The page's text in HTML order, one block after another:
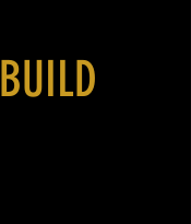
BUILD